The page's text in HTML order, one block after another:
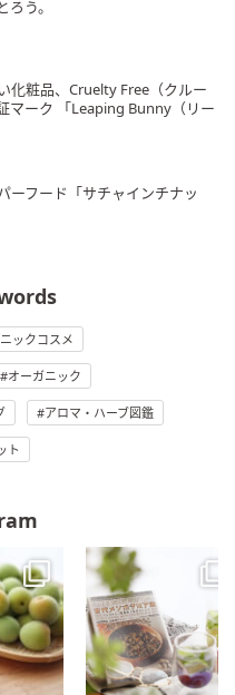
う。
化粧品、Cruelty Free（クルー
マーク 「Leaping Bunny（リー
ーフード「サチャインチナッ
ックコスメ
オーガニック
アロマ・ハーブ図鑑
ト